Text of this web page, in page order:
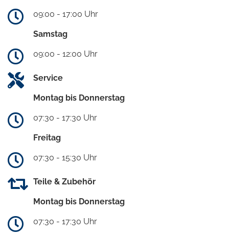
09:00 - 17:00 Uhr
Samstag
09:00 - 12:00 Uhr
Service
Montag bis Donnerstag
07:30 - 17:30 Uhr
Freitag
07:30 - 15:30 Uhr
Teile & Zubehör
Montag bis Donnerstag
07:30 - 17:30 Uhr